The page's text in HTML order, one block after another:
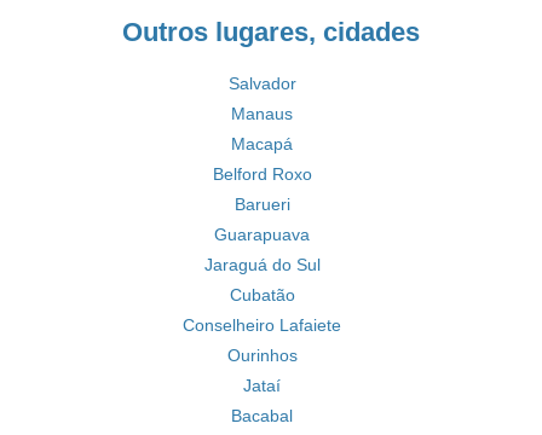
Outros lugares, cidades
Salvador
Manaus
Macapá
Belford Roxo
Barueri
Guarapuava
Jaraguá do Sul
Cubatão
Conselheiro Lafaiete
Ourinhos
Jataí
Bacabal